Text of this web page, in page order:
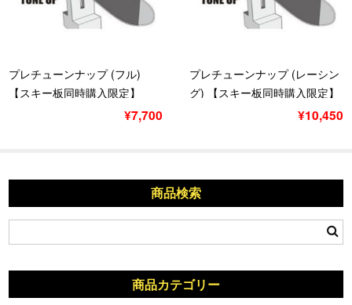
プレチューンナップ (フル)
【スキー板同時購入限定】
¥7,700
プレチューンナップ (レーシン
グ) 【スキー板同時購入限定】
¥10,450
商品検索
商品カテゴリー